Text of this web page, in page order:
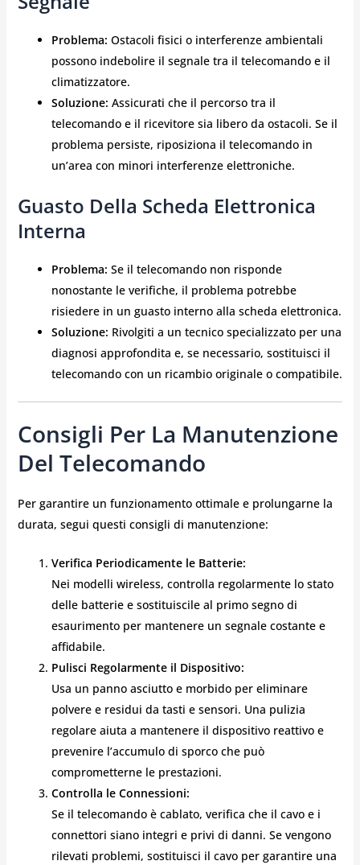
Problema: Ostacoli fisici o interferenze ambientali
possono indebolire il segnale tra il telecomando e il
climatizzatore.
Soluzione: Assicurati che il percorso tra il
telecomando e il ricevitore sia libero da ostacoli. Se il
problema persiste, riposiziona il telecomando in
un’area con minori interferenze elettroniche.
Guasto Della Scheda Elettronica
Interna
Problema: Se il telecomando non risponde
nonostante le verifiche, il problema potrebbe
risiedere in un guasto interno alla scheda elettronica.
Soluzione: Rivolgiti a un tecnico specializzato per una
diagnosi approfondita e, se necessario, sostituisci il
telecomando con un ricambio originale o compatibile.
Consigli Per La Manutenzione
Del Telecomando
Per garantire un funzionamento ottimale e prolungarne la
durata, segui questi consigli di manutenzione:
Verifica Periodicamente le Batterie:
Nei modelli wireless, controlla regolarmente lo stato
delle batterie e sostituiscile al primo segno di
esaurimento per mantenere un segnale costante e
affidabile.
Pulisci Regolarmente il Dispositivo:
Usa un panno asciutto e morbido per eliminare
polvere e residui da tasti e sensori. Una pulizia
regolare aiuta a mantenere il dispositivo reattivo e
prevenire l’accumulo di sporco che può
comprometterne le prestazioni.
Controlla le Connessioni:
Se il telecomando è cablato, verifica che il cavo e i
connettori siano integri e privi di danni. Se vengono
rilevati problemi, sostituisci il cavo per garantire una